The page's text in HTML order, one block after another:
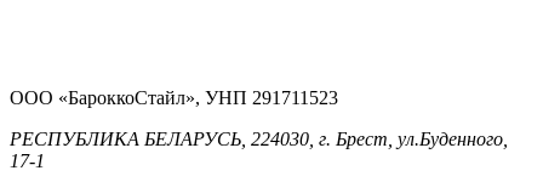
ООО «БароккоСтайл», УНП 291711523
РЕСПУБЛИКА БЕЛАРУСЬ, 224030, г. Брест, ул.Буденного,
17-1